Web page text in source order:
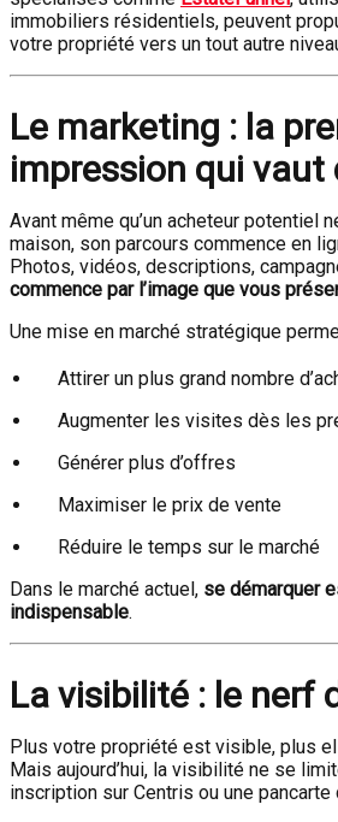
immobiliers résidentiels, peuvent
votre propriété vers un tout autre
Le marketing : la
impression qui vaut
Avant même qu’un acheteur potentiel
maison, son parcours commence en
Photos, vidéos, descriptions,
commence par l’image que vous
Une mise en marché stratégique
Attirer un plus grand nombre
Augmenter les visites dès les
Générer plus d’offres
Maximiser le prix de vente
Réduire le temps sur le marché
Dans le marché actuel, se démarquer
indispensable.
La visibilité : le nerf
Plus votre propriété est visible, plus
Mais aujourd’hui, la visibilité ne se
inscription sur Centris ou une pancarte